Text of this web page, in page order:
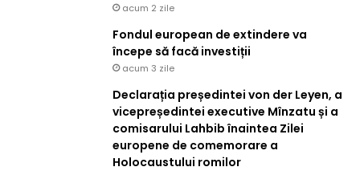
acum 2 zile
Fondul european de extindere va
începe să facă investiții
acum 3 zile
Declarația președintei von der Leyen, a
vicepreședintei executive Mînzatu și a
comisarului Lahbib înaintea Zilei
europene de comemorare a
Holocaustului romilor